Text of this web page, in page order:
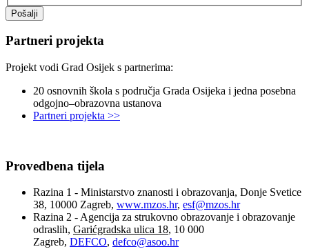
Pošalji
Partneri projekta
Projekt vodi Grad Osijek s partnerima:
20 osnovnih škola s područja Grada Osijeka i jedna posebna
odgojno–obrazovna ustanova
Partneri projekta >>
Provedbena tijela
Razina 1 - Ministarstvo znanosti i obrazovanja, Donje Svetice
38, 10000 Zagreb, www.mzos.hr, esf@mzos.hr
Razina 2 - Agencija za strukovno obrazovanje i obrazovanje
odraslih, Garićgradska ulica 18, 10 000
Zagreb, DEFCO, defco@asoo.hr